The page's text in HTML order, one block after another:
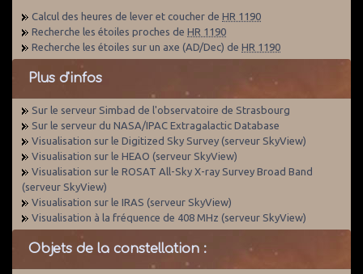
Calcul des heures de lever et coucher de HR 1190
Recherche les étoiles proches de HR 1190
Recherche les étoiles sur un axe (AD/Dec) de HR 1190
Plus d'infos
Sur le serveur Simbad de l'observatoire de Strasbourg
Sur le serveur du NASA/IPAC Extragalactic Database
Visualisation sur le Digitized Sky Survey (serveur SkyView)
Visualisation sur le HEAO (serveur SkyView)
Visualisation sur le ROSAT All-Sky X-ray Survey Broad Band
(serveur SkyView)
Visualisation sur le IRAS (serveur SkyView)
Visualisation à la fréquence de 408 MHz (serveur SkyView)
Objets de la constellation :